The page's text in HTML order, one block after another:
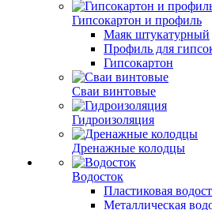
Гипсокартон и профиль
Маяк штукатурный
Профиль для
Гипсокартон
Сваи винтовые
Гидроизоляция
Дренажные колодцы
Водосток
Пластиковая
Металлическая